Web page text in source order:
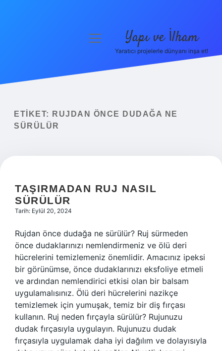
Yasal Uyarı
menüyü
Yapı ve İlham
Yaratıcı projelerle dünyanı inşa et!
ETIKET:
RUJDAN ÖNCE DUDAĞA NE
SÜRÜLÜR
TAŞIRMADAN RUJ NASIL
SÜRÜLÜR
Tarih: Eylül 20, 2024
Rujdan önce dudağa ne sürülür? Ruj sürmeden
önce dudaklarınızı nemlendirmeniz ve ölü deri
hücrelerini temizlemeniz önemlidir. Amacınız ipeksi
bir görünümse, önce dudaklarınızı eksfoliye etmeli
ve ardından nemlendirici etkisi olan bir balsam
uygulamalısınız. Ölü deri hücrelerini nazikçe
temizlemek için yumuşak, temiz bir diş fırçası
kullanın. Ruj neden fırçayla sürülür? Rujunuzu
dudak fırçasıyla uygulayın. Rujunuzu dudak
fırçasıyla uygulamak daha iyi dağılım ve dolayısıyla